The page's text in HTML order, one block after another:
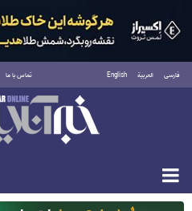
فارسی العربية English تماس با ما
یکشنبه ۱۸ مرداد ۱۴۰۵